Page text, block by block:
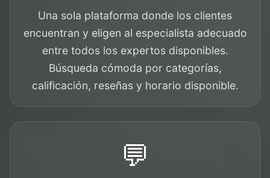
Una sola plataforma donde los clientes
encuentran y eligen al especialista adecuado
entre todos los expertos disponibles.
Búsqueda cómoda por categorías,
calificación, reseñas y horario disponible.
💬